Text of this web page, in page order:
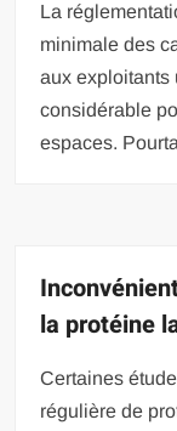
La
minimale des
aux
considérable
espaces.
la protéine
Certaines
régulière de